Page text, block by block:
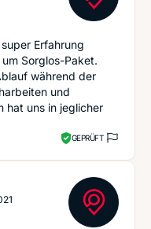
Erfahrung
Sorglos-Paket.
während der
und
hat uns in jeglicher
GEPRÜFT